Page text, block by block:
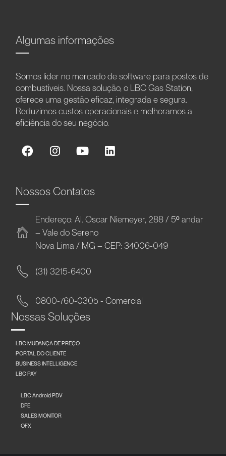
Algumas informações
Somos líder no mercado de software para postos de
combustíveis. Nossa solução, o LBC Gas Station,
oferece uma gestão eficaz, integrada e segura.
Reduzimos custos operacionais e melhoramos a
eficiência do seu negócio.
Nossos Contatos
Endereço: Al. Oscar Niemeyer, 288 / 5º andar
– Vale do Sereno
Nova Lima / MG – CEP: 34006-049
(31) 3215-6400
0800-760-0305 - Comercial
Nossas Soluções
LBC MUDANÇA DE PREÇO
PORTAL DO CLIENTE
BUSINESS INTELLIGENCE
LBC PAY
LBC Android PDV
DFE
SALES MONITOR
OFX